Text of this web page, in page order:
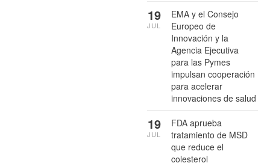
EMA y el Consejo
Europeo de
Innovación y la
Agencia Ejecutiva
para las Pymes
impulsan cooperación
para acelerar
innovaciones de salud
19
JUL
FDA aprueba
tratamiento de MSD
que reduce el
colesterol
19
JUL